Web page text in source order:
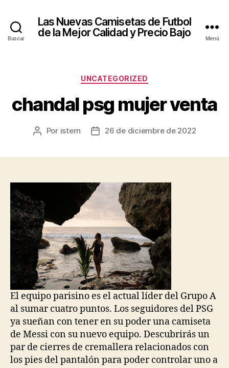
Buscar
Las Nuevas Camisetas de Futbol
de la Mejor Calidad y Precio Bajo
Menú
Categorías
UNCATEGORIZED
chandal psg mujer venta
Autor
Por istern
Fecha26 de diciembre de 2022
El equipo parisino es el actual líder del Grupo A
al sumar cuatro puntos. Los seguidores del PSG
ya sueñan con tener en su poder una camiseta
de Messi con su nuevo equipo. Descubrirás un
par de cierres de cremallera relacionados con
los pies del pantalón para poder controlar uno a